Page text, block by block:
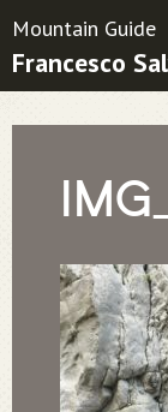
Mountain Guide
Francesco